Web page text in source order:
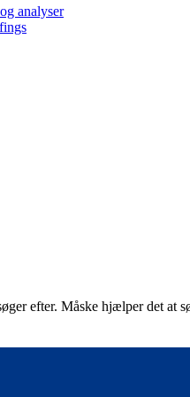
analyser
efter. Måske hjælper det at